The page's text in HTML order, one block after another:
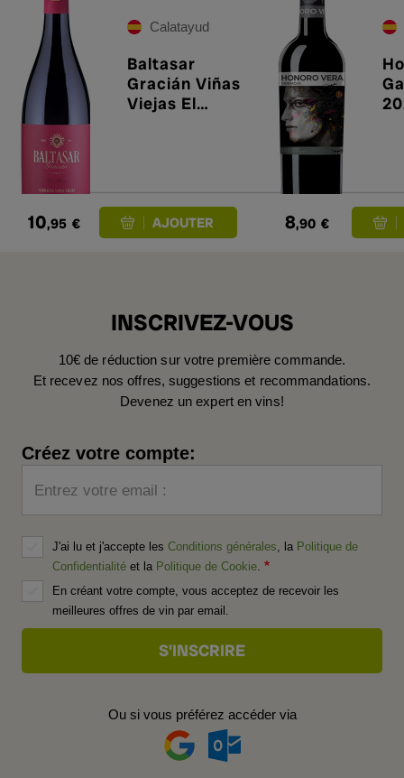
Calatayud
Baltasar
Gracián Viñas
Viejas El
10,95 € 8,90 €
INSCRIVEZ-VOUS
10€ de réduction sur votre première commande.
Et recevez nos offres, suggestions et recommandations.
Devenez un expert en vins!
Créez votre compte:
Entrez votre email :
J'ai lu et j'accepte les Conditions générales , la Politique de
Confidentialité et la Politique de Cookie
En créant votre compte, vous acceptez de recevoir les
meilleures offres de vin par email.
Ou si vous préférez accéder via